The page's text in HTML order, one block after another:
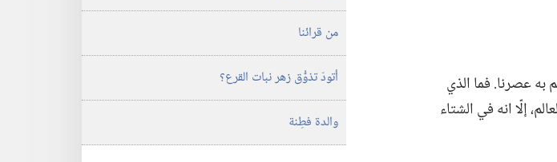
به عصرنا.‏ فما الذي
إلّا انه في الشتاء
من قرائنا
أتودّ تذوُّق زهر نبات القرع؟‏
والدة فطِنة